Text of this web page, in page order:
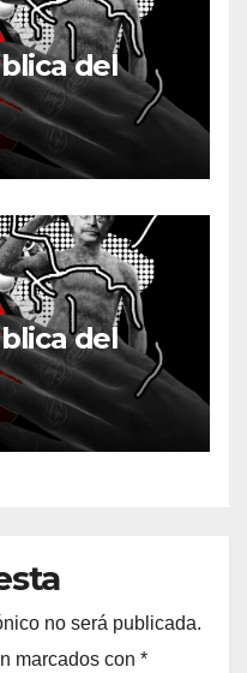
del
del
no será publicada.
marcados con *